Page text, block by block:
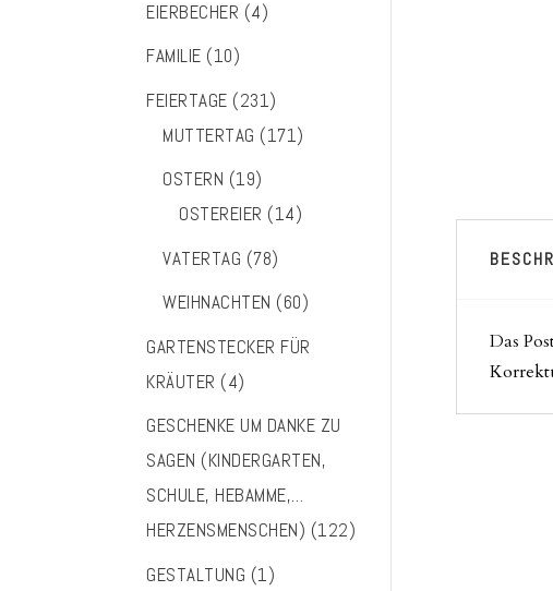
EIERBECHER (4)
FAMILIE (10)
FEIERTAGE (231)
MUTTERTAG (171)
OSTERN (19)
OSTEREIER (14)
VATERTAG (78)
WEIHNACHTEN (60)
GARTENSTECKER FÜR
KRÄUTER (4)
GESCHENKE UM DANKE ZU
SAGEN (KINDERGARTEN,
SCHULE, HEBAMME,…
HERZENSMENSCHEN) (122)
GESTALTUNG (1)
Das